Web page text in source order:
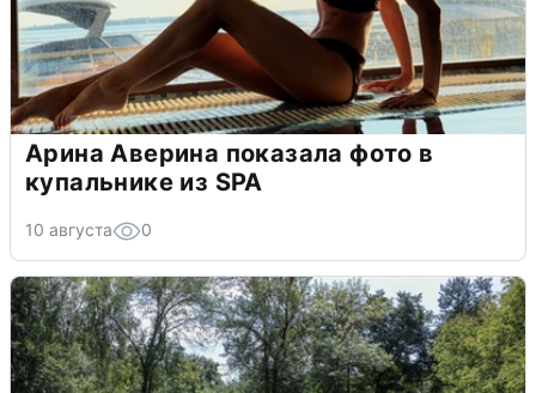
Арина Аверина показала фото в
купальнике из SPA
10 августа 0